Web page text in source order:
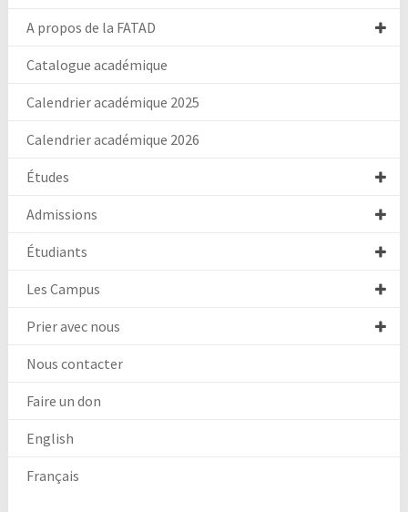
A propos de la FATAD
Catalogue académique
Calendrier académique 2025
Calendrier académique 2026
Études
Admissions
Étudiants
Les Campus
Prier avec nous
Nous contacter
Faire un don
English
Français